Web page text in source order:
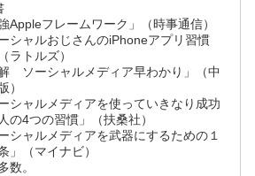
強Appleフレームワーク」（時事通信）
ーシャルおじさんのiPhoneアプリ習慣
ラトルズ）
解 ソーシャルメディア早わかり」（中
）
ーシャルメディアを使っていきなり成功
の4つの習慣」（扶桑社）
ーシャルメディアを武器にするための１
」（マイナビ）
数。